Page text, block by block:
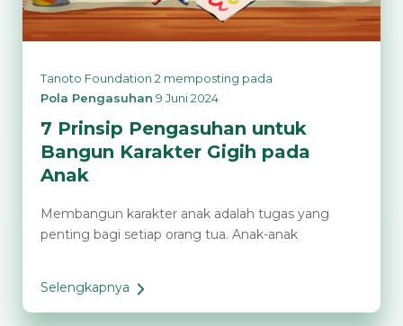
Tanoto Foundation 2 memposting pada
Pola Pengasuhan 9 Juni 2024
7 Prinsip Pengasuhan untuk
Bangun Karakter Gigih pada
Anak
Membangun karakter anak adalah tugas yang
penting bagi setiap orang tua. Anak-anak
Selengkapnya
7
Prinsip